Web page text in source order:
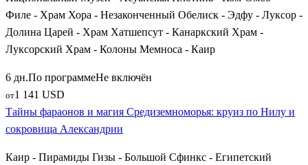
Филе - Храм Хора - Незаконченный Обелиск - Эдфу - Луксор -
Долина Царей - Храм Хатшепсут - Канаркский Храм -
Луксорский Храм - Колоны Мемноса - Каир
6 дн.По программеНе включён
от1 141 USD
Тайны фараонов и магия Средиземноморья: круиз по Нилу и
сокровища Александрии
Каир - Пирамиды Гизы - Большой Сфинкс - Египетский